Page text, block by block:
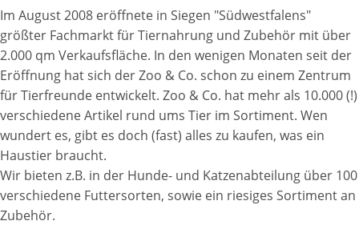
Im August 2008 eröffnete in Siegen "Südwestfalens"
größter Fachmarkt für Tiernahrung und Zubehör mit über
2.000 qm Verkaufsfläche. In den wenigen Monaten seit der
Eröffnung hat sich der Zoo & Co. schon zu einem Zentrum
für Tierfreunde entwickelt. Zoo & Co. hat mehr als 10.000 (!)
verschiedene Artikel rund ums Tier im Sortiment. Wen
wundert es, gibt es doch (fast) alles zu kaufen, was ein
Haustier braucht.
Wir bieten z.B. in der Hunde- und Katzenabteilung über 100
verschiedene Futtersorten, sowie ein riesiges Sortiment an
Zubehör.